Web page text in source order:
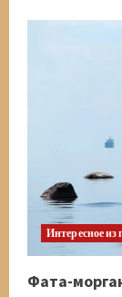
Интересное из
Фата-